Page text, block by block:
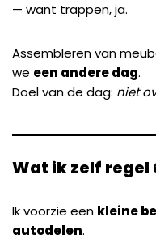
— want trappen, ja.
Assembleren van
we een andere dag.
Doel van de dag: niet
Wat ik zelf regel
Ik voorzie een kleine
autodelen.